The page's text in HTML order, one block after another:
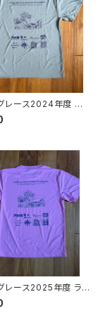
レース2024年度 ラ
のLサイズ
レース2025年度 ライ
Lサイズ